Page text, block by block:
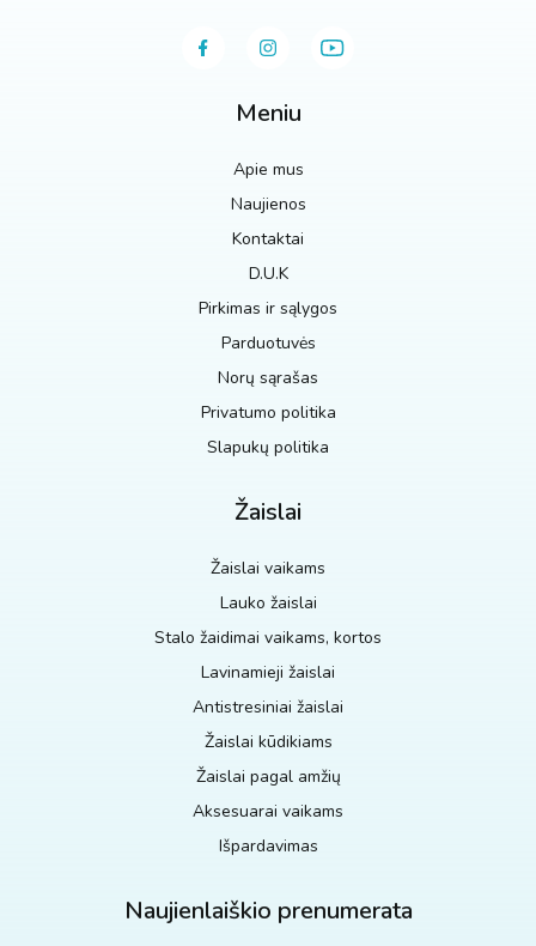
Meniu
Apie mus
Naujienos
Kontaktai
D.U.K
Pirkimas ir sąlygos
Parduotuvės
Norų sąrašas
Privatumo politika
Slapukų politika
Žaislai
Žaislai vaikams
Lauko žaislai
Stalo žaidimai vaikams, kortos
Lavinamieji žaislai
Antistresiniai žaislai
Žaislai kūdikiams
Žaislai pagal amžių
Aksesuarai vaikams
Išpardavimas
Naujienlaiškio prenumerata